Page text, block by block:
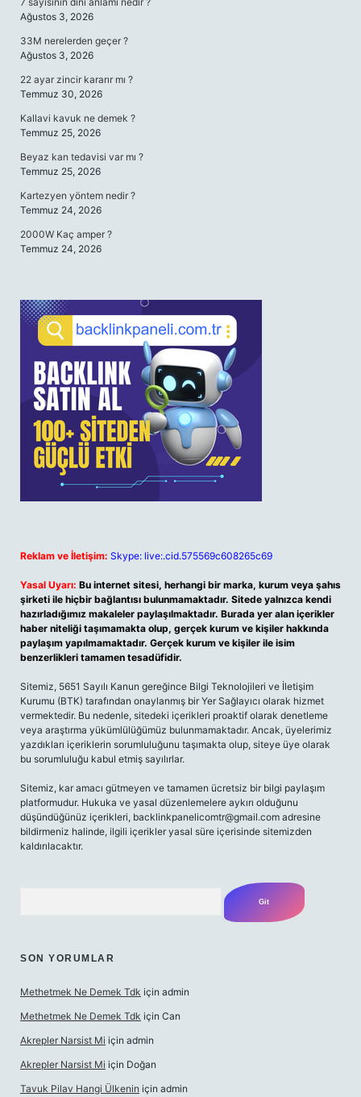
Ağustos 3, 2026
33M nerelerden geçer ?
Ağustos 3, 2026
22 ayar zincir kararır mı ?
Temmuz 30, 2026
Kallavi kavuk ne demek ?
Temmuz 25, 2026
Beyaz kan tedavisi var mı ?
Temmuz 25, 2026
Kartezyen yöntem nedir ?
Temmuz 24, 2026
2000W Kaç amper ?
Temmuz 24, 2026
Reklam ve İletişim: Skype: live:.cid.575569c608265c69
Yasal Uyarı: Bu internet sitesi, herhangi bir marka, kurum veya şahıs
şirketi ile hiçbir bağlantısı bulunmamaktadır. Sitede yalnızca kendi
hazırladığımız makaleler paylaşılmaktadır. Burada yer alan içerikler
haber niteliği taşımamakta olup, gerçek kurum ve kişiler hakkında
paylaşım yapılmamaktadır. Gerçek kurum ve kişiler ile isim
benzerlikleri tamamen tesadüfidir.
Sitemiz, 5651 Sayılı Kanun gereğince Bilgi Teknolojileri ve İletişim
Kurumu (BTK) tarafından onaylanmış bir Yer Sağlayıcı olarak hizmet
vermektedir. Bu nedenle, sitedeki içerikleri proaktif olarak denetleme
veya araştırma yükümlülüğümüz bulunmamaktadır. Ancak, üyelerimiz
yazdıkları içeriklerin sorumluluğunu taşımakta olup, siteye üye olarak
bu sorumluluğu kabul etmiş sayılırlar.
Sitemiz, kar amacı gütmeyen ve tamamen ücretsiz bir bilgi paylaşım
platformudur. Hukuka ve yasal düzenlemelere aykırı olduğunu
düşündüğünüz içerikleri, backlinkpanelicomtr@gmail.com adresine
bildirmeniz halinde, ilgili içerikler yasal süre içerisinde sitemizden
kaldırılacaktır.
SON YORUMLAR
Methetmek Ne Demek Tdk için admin
Methetmek Ne Demek Tdk için Can
Akrepler Narsist Mi için admin
Akrepler Narsist Mi için Doğan
Tavuk Pilav Hangi Ülkenin için admin